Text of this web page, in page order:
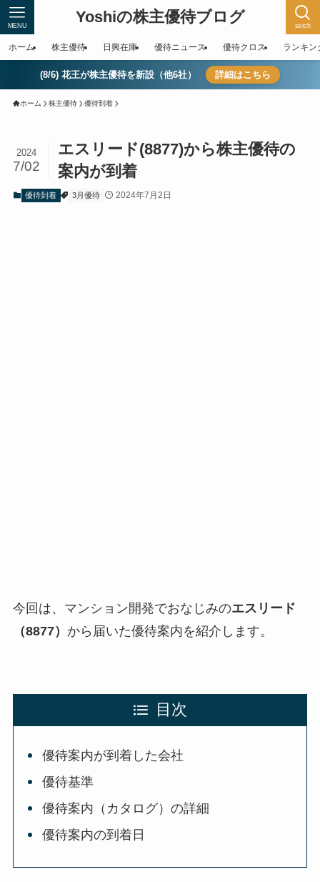
Yoshiの株主優待ブログ serch
MENU
ホーム 株主優待 日興在庫 優待ニュース 優待クロス ランキン
(8/6) 花王が株主優待を新設（他6社） 詳細はこちら
ホーム 株主優待 優待到着
エスリード(8877)から株主優待の
案内が到着
2024
7/02
優待到着 3月優待 2024年7月2日
今回は、マンション開発でおなじみのエスリード
（8877） から届いた優待案内を紹介します。
目次
優待案内が到着した会社
優待基準
優待案内（カタログ）の詳細
優待案内の到着日